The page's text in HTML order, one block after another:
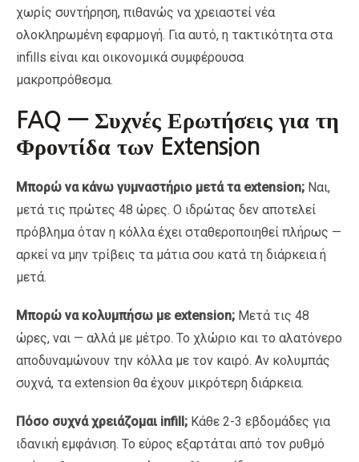
χωρίς συντήρηση, πιθανώς να χρειαστεί νέα
ολοκληρωμένη εφαρμογή. Για αυτό, η τακτικότητα στα
infills είναι και οικονομικά συμφέρουσα
μακροπρόθεσμα.
FAQ — Συχνές Ερωτήσεις για τη
Φροντίδα των Extension
Μπορώ να κάνω γυμναστήριο μετά τα extension; Ναι,
μετά τις πρώτες 48 ώρες. Ο ιδρώτας δεν αποτελεί
πρόβλημα όταν η κόλλα έχει σταθεροποιηθεί πλήρως —
αρκεί να μην τρίβεις τα μάτια σου κατά τη διάρκεια ή
μετά.
Μπορώ να κολυμπήσω με extension; Μετά τις 48
ώρες, ναι — αλλά με μέτρο. Το χλώριο και το αλατόνερο
αποδυναμώνουν την κόλλα με τον καιρό. Αν κολυμπάς
συχνά, τα extension θα έχουν μικρότερη διάρκεια.
Πόσο συχνά χρειάζομαι infill; Κάθε 2-3 εβδομάδες για
ιδανική εμφάνιση. Το εύρος εξαρτάται από τον ρυθμό